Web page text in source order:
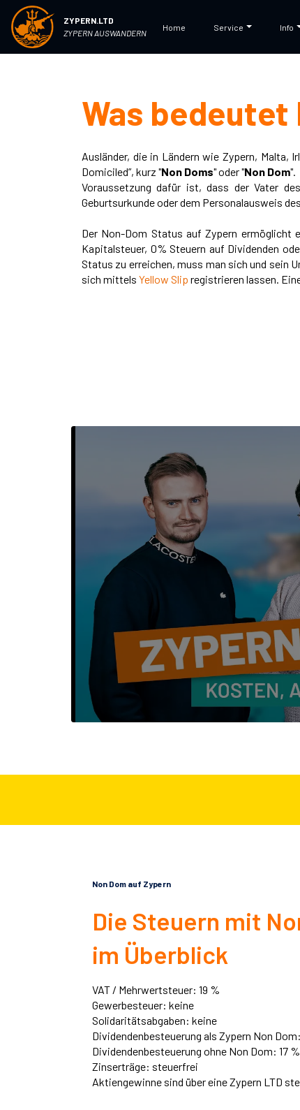
ZYPERN.LTD
ZYPERN AUSWANDERN
Home Service Info
Was bedeutet
Ausländer, die in Ländern wie Zypern, Malta,
Domiciled”, kurz "Non Doms" oder "Non Dom".
Voraussetzung dafür ist, dass der Vater
Geburtsurkunde oder dem Personalausweis
Der Non-Dom Status auf Zypern ermöglicht
Kapitalsteuer, 0% Steuern auf Dividenden
Status zu erreichen, muss man sich und sein
sich mittels Yellow Slip registrieren lassen.
Non Dom auf Zypern
Die Steuern mit
im Überblick
VAT / Mehrwertsteuer: 19 %
Gewerbesteuer: keine
Solidaritätsabgaben: keine
Dividendenbesteuerung als Zypern Non
Dividendenbesteuerung ohne Non Dom: 17 %
Zinserträge: steuerfrei
Aktiengewinne sind über eine Zypern LTD